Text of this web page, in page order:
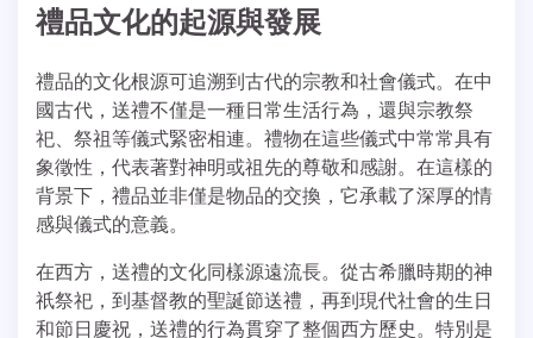
禮品文化的起源與發展
禮品的文化根源可追溯到古代的宗教和社會儀式。在中
國古代，送禮不僅是一種日常生活行為，還與宗教祭
祀、祭祖等儀式緊密相連。禮物在這些儀式中常常具有
象徵性，代表著對神明或祖先的尊敬和感謝。在這樣的
背景下，禮品並非僅是物品的交換，它承載了深厚的情
感與儀式的意義。
在西方，送禮的文化同樣源遠流長。從古希臘時期的神
祇祭祀，到基督教的聖誕節送禮，再到現代社會的生日
和節日慶祝，送禮的行為貫穿了整個西方歷史。特別是